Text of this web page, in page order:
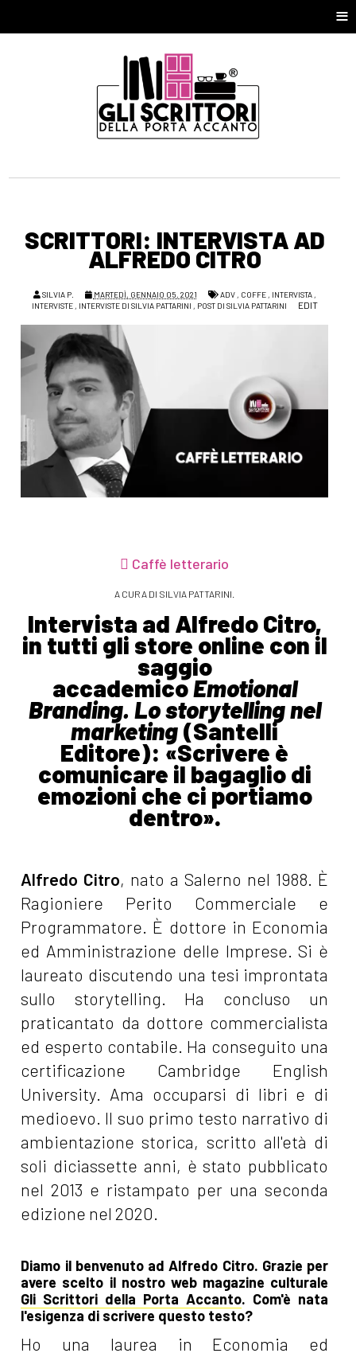
≡
SCRITTORI: INTERVISTA AD
ALFREDO CITRO
SILVIA P. MARTEDÌ, GENNAIO 05, 2021 ADV, COFFE, INTERVISTA,
INTERVISTE, INTERVISTE DI SILVIA PATTARINI , POST DI SILVIA PATTARINI EDIT
Caffè letterario
A CURA DI SILVIA PATTARINI.
Intervista ad Alfredo Citro,
in tutti gli store online con il
saggio
accademicoEmotional
Branding. Lo storytelling nel
marketing(Santelli
Editore): «Scrivere è
comunicare il bagaglio di
emozioni che ci portiamo
dentro».
Alfredo Citro, nato a Salerno nel 1988. È
Ragioniere Perito Commerciale e
Programmatore. È dottore in Economia
ed Amministrazione delle Imprese. Si è
laureato discutendo una tesi improntata
sullo storytelling. Ha concluso un
praticantato da dottore commercialista
ed esperto contabile. Ha conseguito una
certificazione Cambridge English
University. Ama occuparsi di libri e di
medioevo. Il suo primo testo narrativo di
ambientazione storica, scritto all'età di
soli diciassette anni, è stato pubblicato
nel 2013 e ristampato per una seconda
edizione nel 2020.
Diamo il benvenuto ad Alfredo Citro. Grazie per
avere scelto il nostro web magazine culturale
Gli Scrittori della Porta Accanto. Com'è nata
l'esigenza di scrivere questo testo?
Ho una laurea in Economia ed